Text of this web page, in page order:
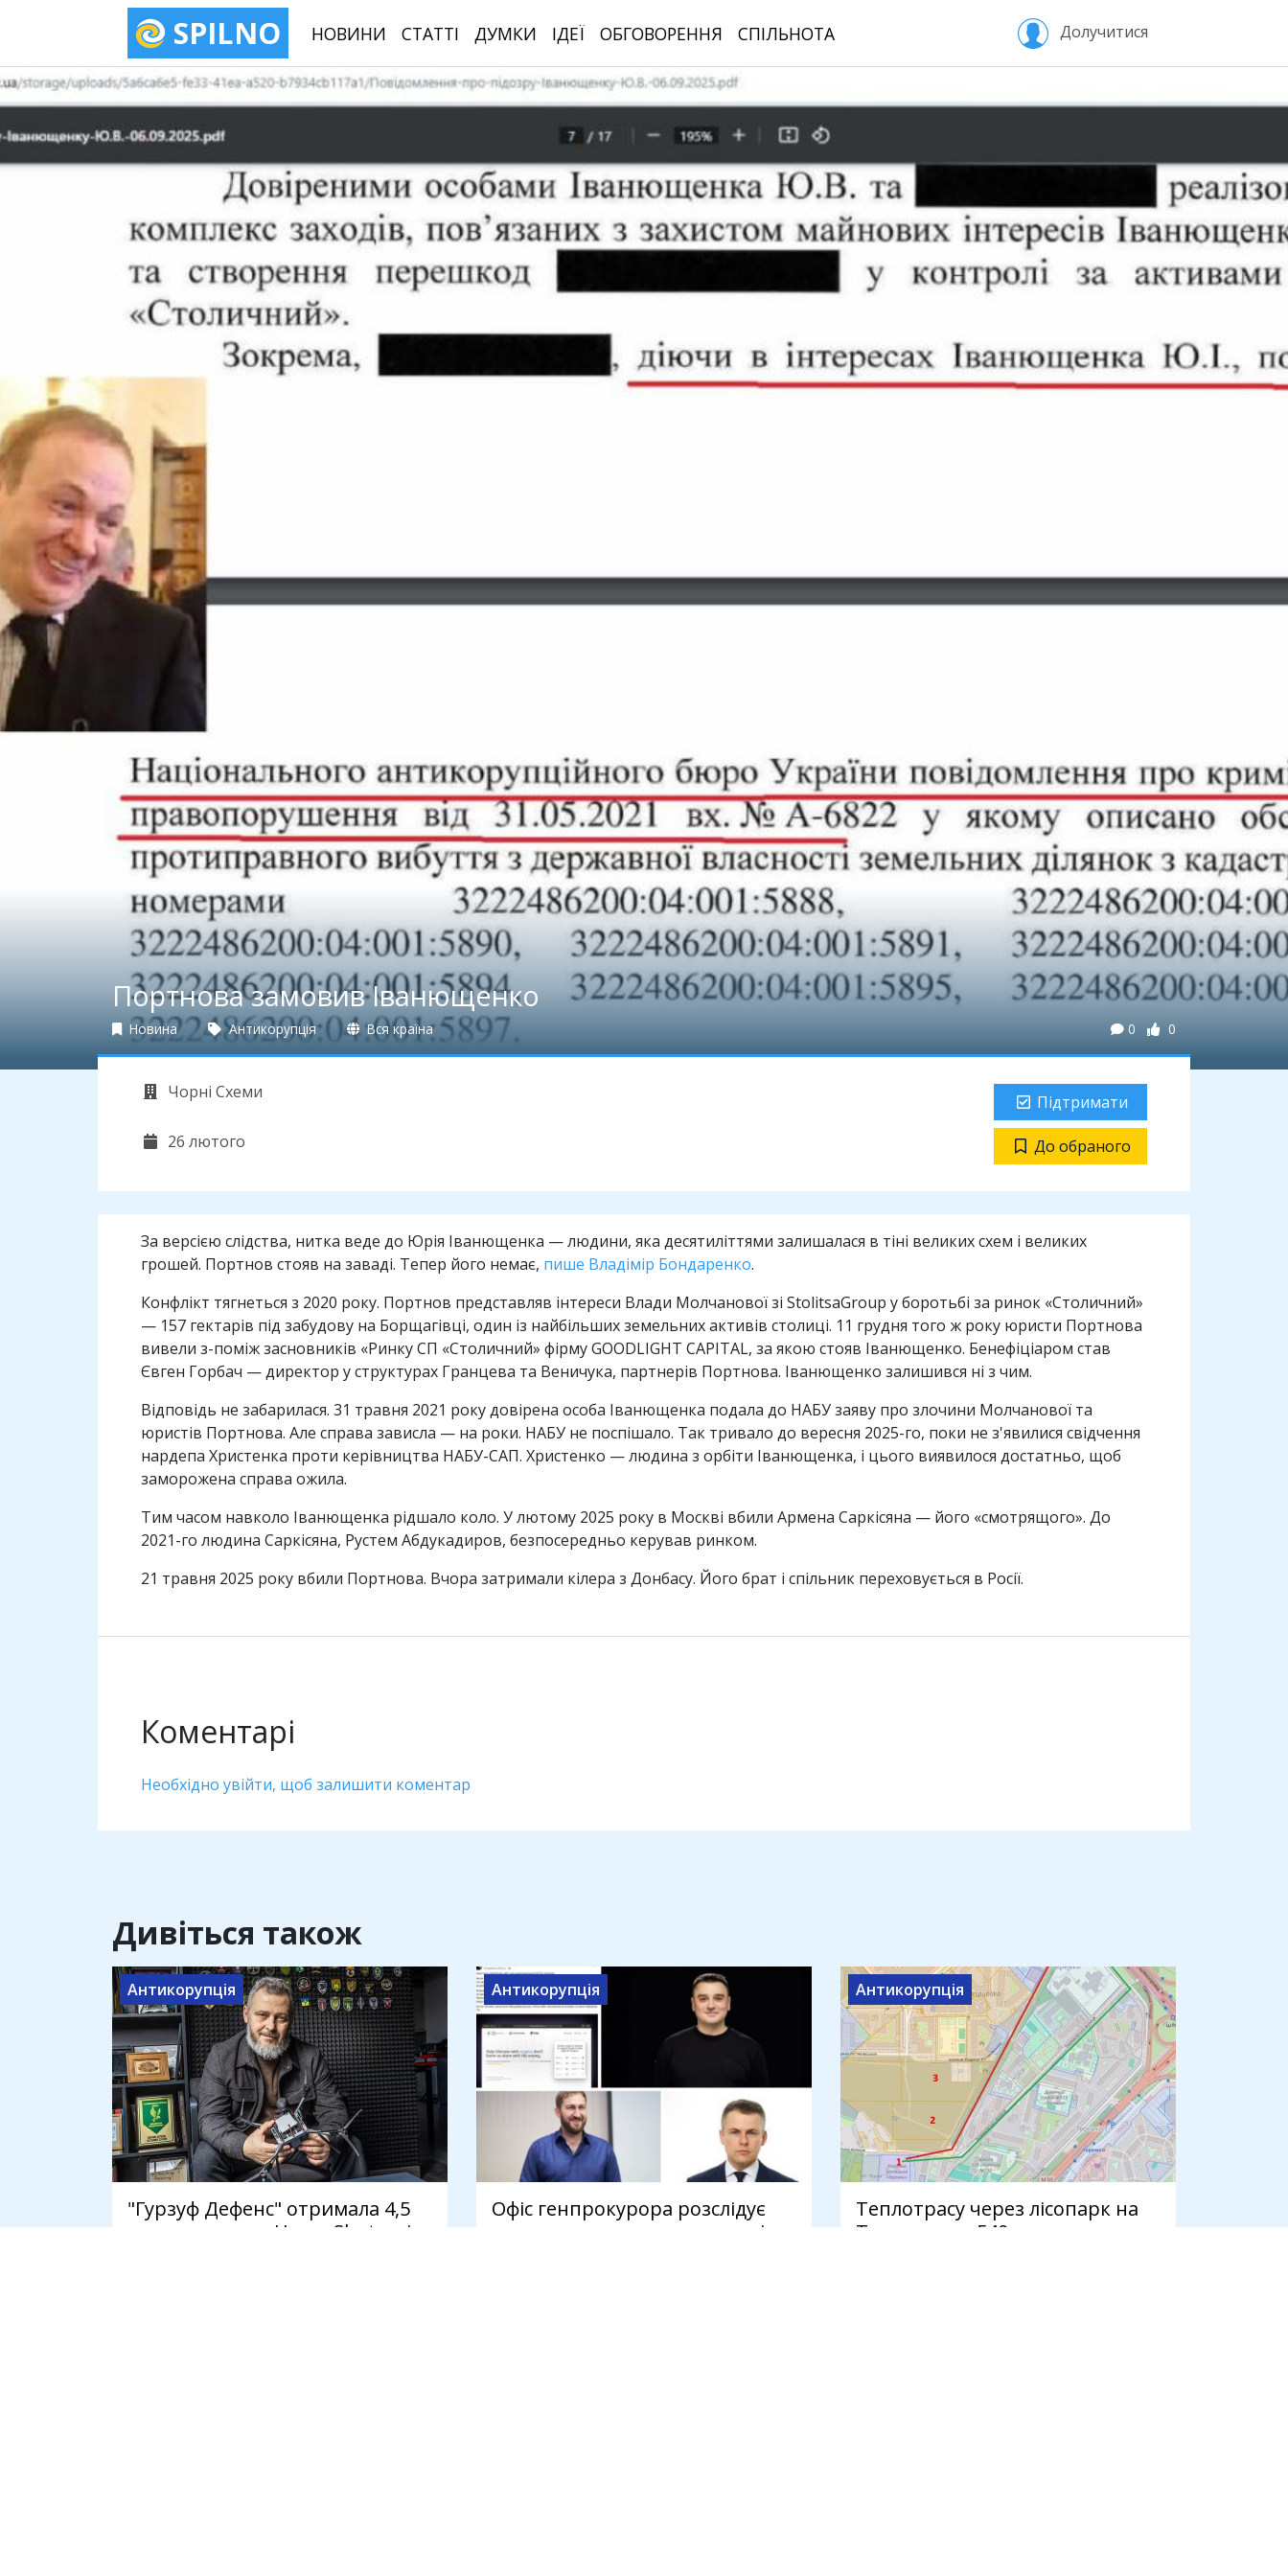
SPILNO НОВИНИ СТАТТІ ДУМКИ ІДЕЇ ОБГОВОРЕННЯ СПІЛЬНОТА Долучитися
Портнова замовив Іванющенко
Новина Антикорупція Вся країна 0 0
Чорні Схеми
26 лютого
Підтримати
До обраного
За версією слідства, нитка веде до Юрія Іванющенка — людини, яка десятиліттями залишалася в тіні великих схем і великих
грошей. Портнов стояв на заваді. Тепер його немає, пише Владімір Бондаренко.
Конфлікт тягнеться з 2020 року. Портнов представляв інтереси Влади Молчанової зі StolitsaGroup у боротьбі за ринок «Столичний»
— 157 гектарів під забудову на Борщагівці, один із найбільших земельних активів столиці. 11 грудня того ж року юристи Портнова
вивели з-поміж засновників «Ринку СП «Столичний» фірму GOODLIGHT CAPITAL, за якою стояв Іванющенко. Бенефіціаром став
Євген Горбач — директор у структурах Гранцева та Веничука, партнерів Портнова. Іванющенко залишився ні з чим.
Відповідь не забарилася. 31 травня 2021 року довірена особа Іванющенка подала до НАБУ заяву про злочини Молчанової та
юристів Портнова. Але справа зависла — на роки. НАБУ не поспішало. Так тривало до вересня 2025-го, поки не з'явилися свідчення
нардепа Христенка проти керівництва НАБУ-САП. Христенко — людина з орбіти Іванющенка, і цього виявилося достатньо, щоб
заморожена справа ожила.
Тим часом навколо Іванющенка рідшало коло. У лютому 2025 року в Москві вбили Армена Саркісяна — його «смотрящого». До
2021-го людина Саркісяна, Рустем Абдукадиров, безпосередньо керував ринком.
21 травня 2025 року вбили Портнова. Вчора затримали кілера з Донбасу. Його брат і спільник переховується в Росії.
Коментарі
Необхідно увійти, щоб залишити коментар
Дивіться також
Антикорупція
"Гурзуф Дефенс" отримала 4,5
млрд на дрони Heavy Shot, які
Антикорупція
Офіс генпрокурора розслідує
привласнення криптодонатів
Антикорупція
Теплотрасу через лісопарк на
Теремках за 540 млн прокладе